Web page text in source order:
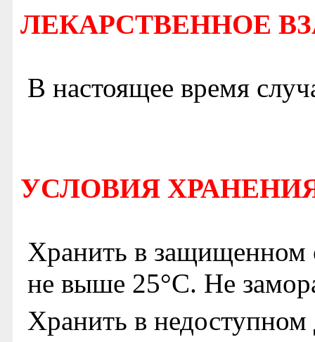
ЛЕКАРСТВЕННОЕ
В настоящее время
УСЛОВИЯ
Хранить в защищенном
не выше 25°С. Не
Хранить в недоступном